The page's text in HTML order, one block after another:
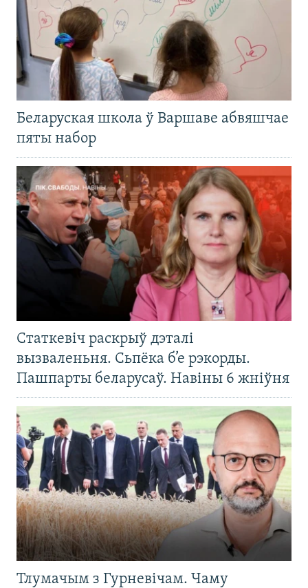
Беларуская школа ў Варшаве абвяшчае
пяты набор
Статкевіч раскрыў дэталі
вызваленьня. Сьпёка б’е рэкорды.
Пашпарты беларусаў. Навіны 6 жніўня
Тлумачым з Гурневічам. Чаму